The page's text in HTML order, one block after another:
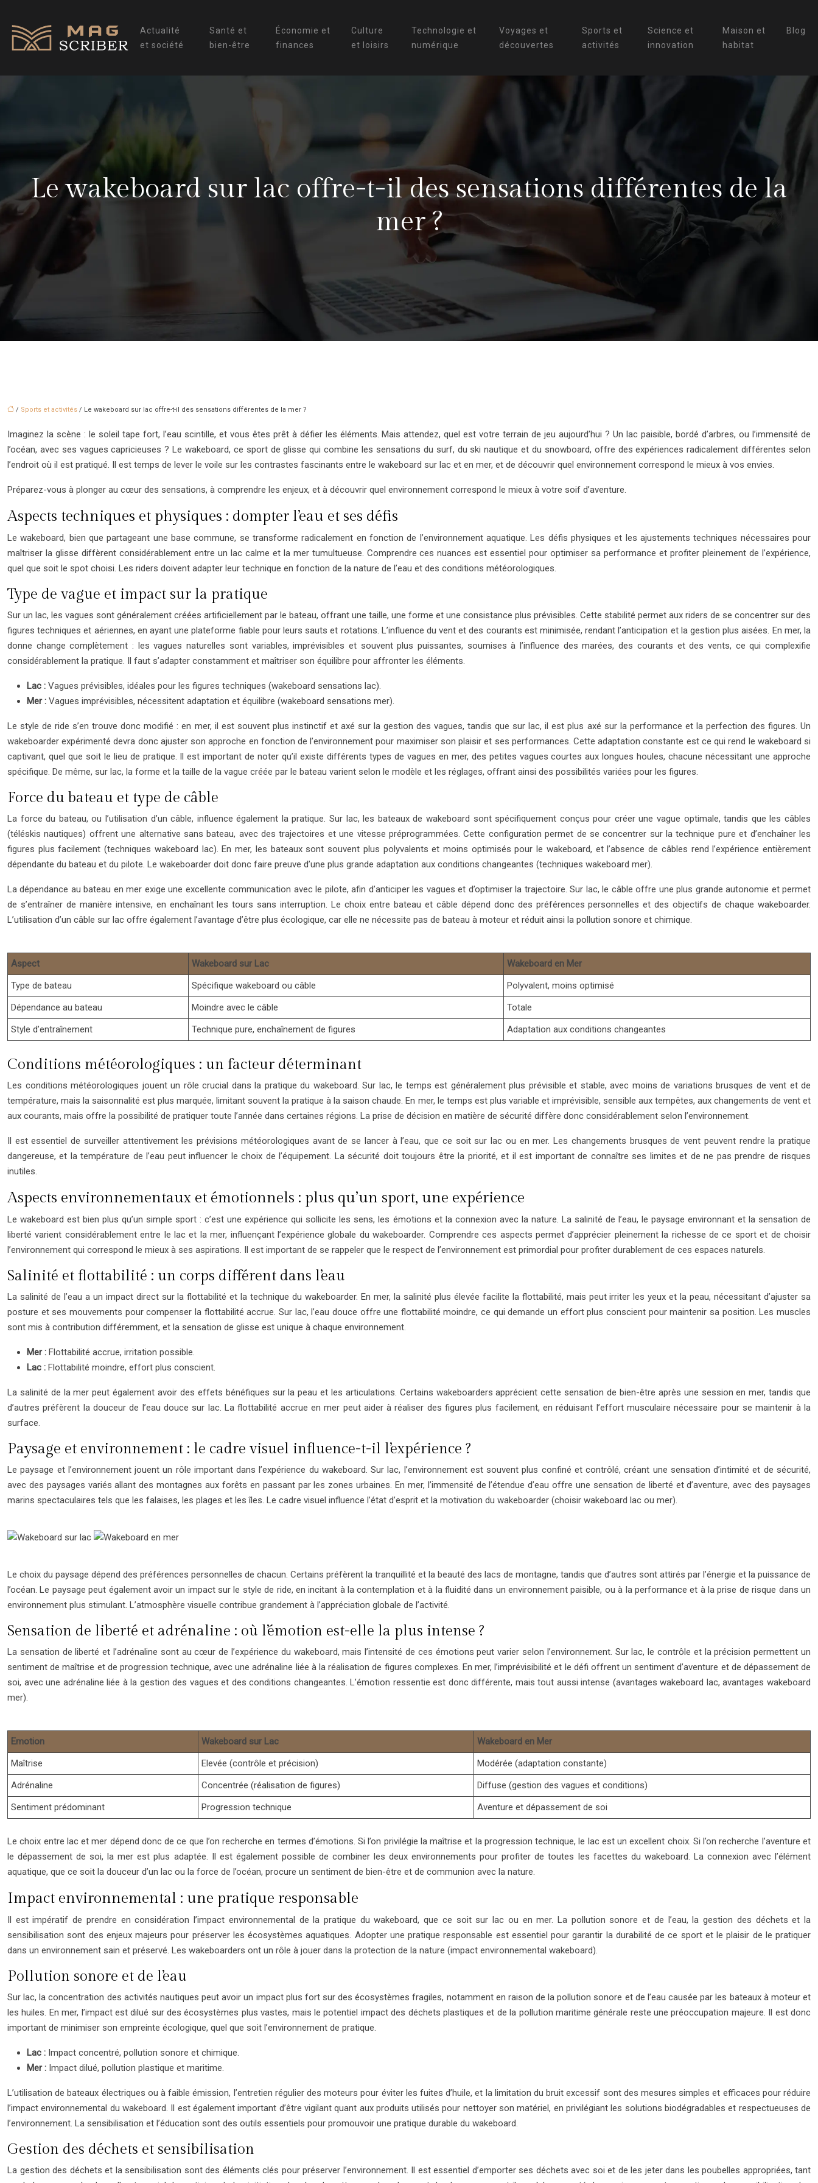
Actualité
et société
Santé et
bien-être
Économie et
finances
Culture
et loisirs
Technologie et
numérique
Voyages et
découvertes
Sports et
activités
Science et
innovation
Maison et
habitat
Blog
Le wakeboard sur lac offre-t-il des sensations différentes de la
mer ?
/ Sports et activités / Le wakeboard sur lac offre-t-il des sensations différentes de la mer ?
Imaginez la scène : le soleil tape fort, l’eau scintille, et vous êtes prêt à défier les éléments. Mais attendez, quel est votre terrain de jeu aujourd’hui ? Un lac paisible, bordé d’arbres, ou l’immensité de
l’océan, avec ses vagues capricieuses ? Le wakeboard, ce sport de glisse qui combine les sensations du surf, du ski nautique et du snowboard, offre des expériences radicalement différentes selon
l’endroit où il est pratiqué. Il est temps de lever le voile sur les contrastes fascinants entre le wakeboard sur lac et en mer, et de découvrir quel environnement correspond le mieux à vos envies.
Préparez-vous à plonger au cœur des sensations, à comprendre les enjeux, et à découvrir quel environnement correspond le mieux à votre soif d’aventure.
Aspects techniques et physiques : dompter l’eau et ses défis
Le wakeboard, bien que partageant une base commune, se transforme radicalement en fonction de l’environnement aquatique. Les défis physiques et les ajustements techniques nécessaires pour
maîtriser la glisse diffèrent considérablement entre un lac calme et la mer tumultueuse. Comprendre ces nuances est essentiel pour optimiser sa performance et profiter pleinement de l’expérience,
quel que soit le spot choisi. Les riders doivent adapter leur technique en fonction de la nature de l’eau et des conditions météorologiques.
Type de vague et impact sur la pratique
Sur un lac, les vagues sont généralement créées artificiellement par le bateau, offrant une taille, une forme et une consistance plus prévisibles. Cette stabilité permet aux riders de se concentrer sur des
figures techniques et aériennes, en ayant une plateforme fiable pour leurs sauts et rotations. L’influence du vent et des courants est minimisée, rendant l’anticipation et la gestion plus aisées. En mer, la
donne change complètement : les vagues naturelles sont variables, imprévisibles et souvent plus puissantes, soumises à l’influence des marées, des courants et des vents, ce qui complexifie
considérablement la pratique. Il faut s’adapter constamment et maîtriser son équilibre pour affronter les éléments.
Lac : Vagues prévisibles, idéales pour les figures techniques (wakeboard sensations lac).
Mer : Vagues imprévisibles, nécessitent adaptation et équilibre (wakeboard sensations mer).
Le style de ride s’en trouve donc modifié : en mer, il est souvent plus instinctif et axé sur la gestion des vagues, tandis que sur lac, il est plus axé sur la performance et la perfection des figures. Un
wakeboarder expérimenté devra donc ajuster son approche en fonction de l’environnement pour maximiser son plaisir et ses performances. Cette adaptation constante est ce qui rend le wakeboard si
captivant, quel que soit le lieu de pratique. Il est important de noter qu’il existe différents types de vagues en mer, des petites vagues courtes aux longues houles, chacune nécessitant une approche
spécifique. De même, sur lac, la forme et la taille de la vague créée par le bateau varient selon le modèle et les réglages, offrant ainsi des possibilités variées pour les figures.
Force du bateau et type de câble
La force du bateau, ou l’utilisation d’un câble, influence également la pratique. Sur lac, les bateaux de wakeboard sont spécifiquement conçus pour créer une vague optimale, tandis que les câbles
(téléskis nautiques) offrent une alternative sans bateau, avec des trajectoires et une vitesse préprogrammées. Cette configuration permet de se concentrer sur la technique pure et d’enchaîner les
figures plus facilement (techniques wakeboard lac). En mer, les bateaux sont souvent plus polyvalents et moins optimisés pour le wakeboard, et l’absence de câbles rend l’expérience entièrement
dépendante du bateau et du pilote. Le wakeboarder doit donc faire preuve d’une plus grande adaptation aux conditions changeantes (techniques wakeboard mer).
La dépendance au bateau en mer exige une excellente communication avec le pilote, afin d’anticiper les vagues et d’optimiser la trajectoire. Sur lac, le câble offre une plus grande autonomie et permet
de s’entraîner de manière intensive, en enchaînant les tours sans interruption. Le choix entre bateau et câble dépend donc des préférences personnelles et des objectifs de chaque wakeboarder.
L’utilisation d’un câble sur lac offre également l’avantage d’être plus écologique, car elle ne nécessite pas de bateau à moteur et réduit ainsi la pollution sonore et chimique.
Aspect Wakeboard sur Lac
Wakeboard en Mer
Type de bateau
Spécifique wakeboard ou câble
Polyvalent, moins optimisé
Dépendance au bateau
Moindre avec le câble
Totale
Style d’entraînement
Technique pure, enchaînement de figures Adaptation aux conditions changeantes
Conditions météorologiques : un facteur déterminant
Les conditions météorologiques jouent un rôle crucial dans la pratique du wakeboard. Sur lac, le temps est généralement plus prévisible et stable, avec moins de variations brusques de vent et de
température, mais la saisonnalité est plus marquée, limitant souvent la pratique à la saison chaude. En mer, le temps est plus variable et imprévisible, sensible aux tempêtes, aux changements de vent et
aux courants, mais offre la possibilité de pratiquer toute l’année dans certaines régions. La prise de décision en matière de sécurité diffère donc considérablement selon l’environnement.
Il est essentiel de surveiller attentivement les prévisions météorologiques avant de se lancer à l’eau, que ce soit sur lac ou en mer. Les changements brusques de vent peuvent rendre la pratique
dangereuse, et la température de l’eau peut influencer le choix de l’équipement. La sécurité doit toujours être la priorité, et il est important de connaître ses limites et de ne pas prendre de risques
inutiles.
Aspects environnementaux et émotionnels : plus qu’un sport, une expérience
Le wakeboard est bien plus qu’un simple sport : c’est une expérience qui sollicite les sens, les émotions et la connexion avec la nature. La salinité de l’eau, le paysage environnant et la sensation de
liberté varient considérablement entre le lac et la mer, influençant l’expérience globale du wakeboarder. Comprendre ces aspects permet d’apprécier pleinement la richesse de ce sport et de choisir
l’environnement qui correspond le mieux à ses aspirations. Il est important de se rappeler que le respect de l’environnement est primordial pour profiter durablement de ces espaces naturels.
Salinité et flottabilité : un corps différent dans l’eau
La salinité de l’eau a un impact direct sur la flottabilité et la technique du wakeboarder. En mer, la salinité plus élevée facilite la flottabilité, mais peut irriter les yeux et la peau, nécessitant d’ajuster sa
posture et ses mouvements pour compenser la flottabilité accrue. Sur lac, l’eau douce offre une flottabilité moindre, ce qui demande un effort plus conscient pour maintenir sa position. Les muscles
sont mis à contribution différemment, et la sensation de glisse est unique à chaque environnement.
Mer : Flottabilité accrue, irritation possible.
Lac : Flottabilité moindre, effort plus conscient.
La salinité de la mer peut également avoir des effets bénéfiques sur la peau et les articulations. Certains wakeboarders apprécient cette sensation de bien-être après une session en mer, tandis que
d’autres préfèrent la douceur de l’eau douce sur lac. La flottabilité accrue en mer peut aider à réaliser des figures plus facilement, en réduisant l’effort musculaire nécessaire pour se maintenir à la
surface.
Paysage et environnement : le cadre visuel influence-t-il l’expérience ?
Le paysage et l’environnement jouent un rôle important dans l’expérience du wakeboard. Sur lac, l’environnement est souvent plus confiné et contrôlé, créant une sensation d’intimité et de sécurité,
avec des paysages variés allant des montagnes aux forêts en passant par les zones urbaines. En mer, l’immensité de l’étendue d’eau offre une sensation de liberté et d’aventure, avec des paysages
marins spectaculaires tels que les falaises, les plages et les îles. Le cadre visuel influence l’état d’esprit et la motivation du wakeboarder (choisir wakeboard lac ou mer).
Le choix du paysage dépend des préférences personnelles de chacun. Certains préfèrent la tranquillité et la beauté des lacs de montagne, tandis que d’autres sont attirés par l’énergie et la puissance de
l’océan. Le paysage peut également avoir un impact sur le style de ride, en incitant à la contemplation et à la fluidité dans un environnement paisible, ou à la performance et à la prise de risque dans un
environnement plus stimulant. L’atmosphère visuelle contribue grandement à l’appréciation globale de l’activité.
Sensation de liberté et adrénaline : où l’émotion est-elle la plus intense ?
La sensation de liberté et l’adrénaline sont au cœur de l’expérience du wakeboard, mais l’intensité de ces émotions peut varier selon l’environnement. Sur lac, le contrôle et la précision permettent un
sentiment de maîtrise et de progression technique, avec une adrénaline liée à la réalisation de figures complexes. En mer, l’imprévisibilité et le défi offrent un sentiment d’aventure et de dépassement de
soi, avec une adrénaline liée à la gestion des vagues et des conditions changeantes. L’émotion ressentie est donc différente, mais tout aussi intense (avantages wakeboard lac, avantages wakeboard
mer).
Emotion Wakeboard sur Lac
Wakeboard en Mer
Maîtrise
Elevée (contrôle et précision)
Modérée (adaptation constante)
Adrénaline
Concentrée (réalisation de figures)
Diffuse (gestion des vagues et conditions)
Sentiment prédominant
Progression technique Aventure et dépassement de soi
Le choix entre lac et mer dépend donc de ce que l’on recherche en termes d’émotions. Si l’on privilégie la maîtrise et la progression technique, le lac est un excellent choix. Si l’on recherche l’aventure et
le dépassement de soi, la mer est plus adaptée. Il est également possible de combiner les deux environnements pour profiter de toutes les facettes du wakeboard. La connexion avec l’élément
aquatique, que ce soit la douceur d’un lac ou la force de l’océan, procure un sentiment de bien-être et de communion avec la nature.
Impact environnemental : une pratique responsable
Il est impératif de prendre en considération l’impact environnemental de la pratique du wakeboard, que ce soit sur lac ou en mer. La pollution sonore et de l’eau, la gestion des déchets et la
sensibilisation sont des enjeux majeurs pour préserver les écosystèmes aquatiques. Adopter une pratique responsable est essentiel pour garantir la durabilité de ce sport et le plaisir de le pratiquer
dans un environnement sain et préservé. Les wakeboarders ont un rôle à jouer dans la protection de la nature (impact environnemental wakeboard).
Pollution sonore et de l’eau
Sur lac, la concentration des activités nautiques peut avoir un impact plus fort sur des écosystèmes fragiles, notamment en raison de la pollution sonore et de l’eau causée par les bateaux à moteur et
les huiles. En mer, l’impact est dilué sur des écosystèmes plus vastes, mais le potentiel impact des déchets plastiques et de la pollution maritime générale reste une préoccupation majeure. Il est donc
important de minimiser son empreinte écologique, quel que soit l’environnement de pratique.
Lac : Impact concentré, pollution sonore et chimique.
Mer : Impact dilué, pollution plastique et maritime.
L’utilisation de bateaux électriques ou à faible émission, l’entretien régulier des moteurs pour éviter les fuites d’huile, et la limitation du bruit excessif sont des mesures simples et efficaces pour réduire
l’impact environnemental du wakeboard. Il est également important d’être vigilant quant aux produits utilisés pour nettoyer son matériel, en privilégiant les solutions biodégradables et respectueuses de
l’environnement. La sensibilisation et l’éducation sont des outils essentiels pour promouvoir une pratique durable du wakeboard.
Gestion des déchets et sensibilisation
La gestion des déchets et la sensibilisation sont des éléments clés pour préserver l’environnement. Il est essentiel d’emporter ses déchets avec soi et de les jeter dans les poubelles appropriées, tant